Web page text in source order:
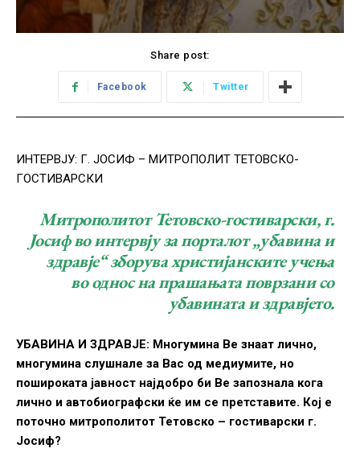
Share post:
Facebook Twitter
ИНТЕРВЈУ: Г. ЈОСИФ – МИТРОПОЛИТ ТЕТОВСКО-
ГОСТИВАРСКИ
Митрополитот Тетовско-гостиварски, г.
Јосиф во интервју за порталот „убавина и
здравје“ зборува христијанските учења
во однос на прашањата поврзани со
убавината и здравјето.
УБАВИНА И ЗДРАВЈЕ: Многумина Ве знаат лично,
многумина слушнале за Вас од медиумите, но
пошироката јавност најдобро би Ве запознала кога
лично и автобиографски ќе им се претставите. Кој е
поточно митрополитот Тетовско – гостиварски г.
Јосиф?